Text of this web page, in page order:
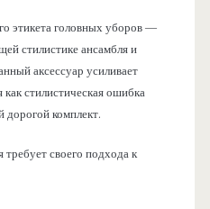
этикета головных уборов —
стилистике ансамбля и
аксессуар усиливает
стилистическая ошибка
комплект.
своего подхода к